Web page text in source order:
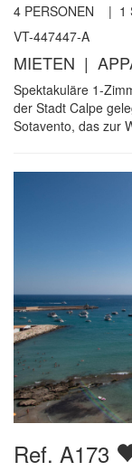
4 PERSONEN | 1
VT-447447-A
MIETEN |
Spektakuläre 1-
der Stadt Calpe
Sotavento, das zur
Ref. A173